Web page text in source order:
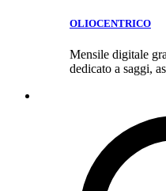
OLIOCENTRICO
Mensile digitale
dedicato a saggi,